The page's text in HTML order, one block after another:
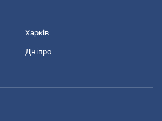
Харків
Дніпро